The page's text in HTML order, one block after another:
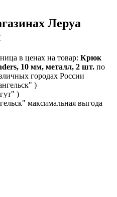
Леруа
в ценах на товар: Крюк
10 мм, металл, 2 шт. по
городах России
)
)
максимальная выгода